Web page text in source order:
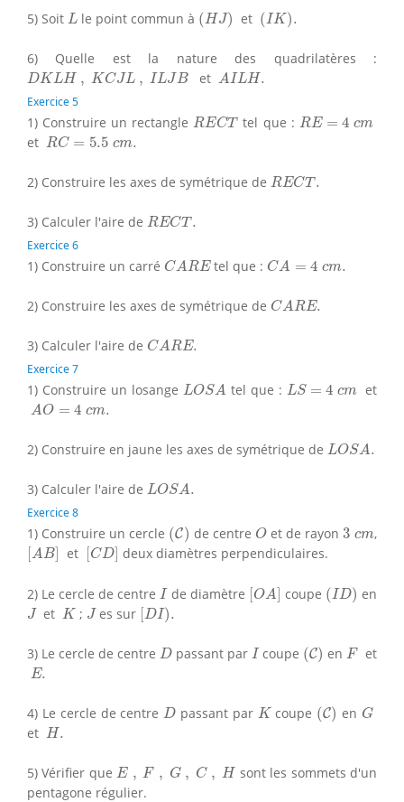
5) Soit L
L le point commun à (HJ)
(HJ ) et (IK).
(IK).
6) Quelle est la nature des quadrilatères :
DKLH , KCJL , ILJB
DKLH,K JL,I LJB et AILH.
A LH.
Exercice 5
1) Construire un rectangleRECT
RECT tel que : RE = 4 cm
RE= m
et RC = 5.5 cm.
RC= 5.5 cm.
2) Construire les axes de symétrique de RECT.
RECT.
3) Calculer l'aire de RECT.
RECT.
Exercice 6
1) Construire un carré CARE
CARE tel que : CA = 4 cm.
CA= cm.
2) Construire les axes de symétrique de CARE.
CARE.
3) Calculer l'aire de CARE.
CARE.
Exercice 7
1) Construire un losange LOSA
LOSA tel que : LS = 4 cm
LS= cm et
AO = 4 cm.
AO= cm.
2) Construire en jaune les axes de symétrique de LOSA.
LOSA.
3) Calculer l'aire de LOSA.
LOSA.
Exercice 8
1) Construire un cercle (C)
(C) de centre O
Oet de rayon3 cm
3 cm,
AB
[A B] et CD]
[CD] deux diamètres perpendiculaires.
2) Le cercle de centre I
Ide diamètre [OA]
[O A] coupe (ID)
(ID) en
J et K
K ; Jes sur [DI).
[DI).
3) Le cercle de centre D
D passant par I
Icoupe (C)
(C) en F
F et
E.
E.
4) Le cercle de centre D
D passant par K
K coupe (C)
(C) en G
G
et H.
H.
5) Vérifier que E , F , G , C , H
E, G C,
sont les sommets d'un
pentagone régulier.